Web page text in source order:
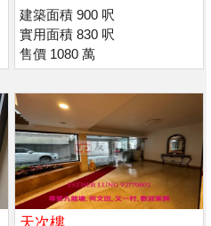
建築面積 900 呎
實用面積 830 呎
售價 1080 萬